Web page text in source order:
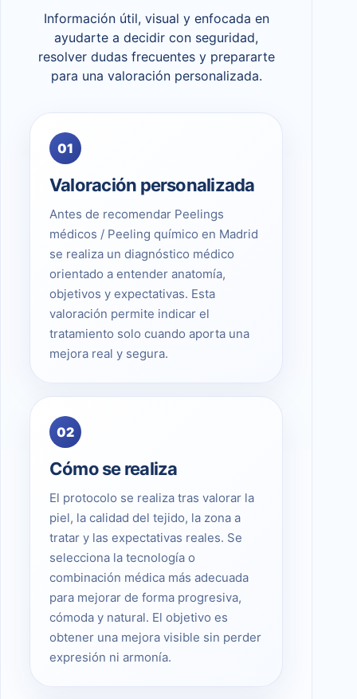
Información útil, visual y enfocada en
ayudarte a decidir con seguridad,
resolver dudas frecuentes y prepararte
para una valoración personalizada.
01
Valoración personalizada
Antes de recomendar Peelings
médicos / Peeling químico en Madrid
se realiza un diagnóstico médico
orientado a entender anatomía,
objetivos y expectativas. Esta
valoración permite indicar el
tratamiento solo cuando aporta una
mejora real y segura.
02
Cómo se realiza
El protocolo se realiza tras valorar la
piel, la calidad del tejido, la zona a
tratar y las expectativas reales. Se
selecciona la tecnología o
combinación médica más adecuada
para mejorar de forma progresiva,
cómoda y natural. El objetivo es
obtener una mejora visible sin perder
expresión ni armonía.